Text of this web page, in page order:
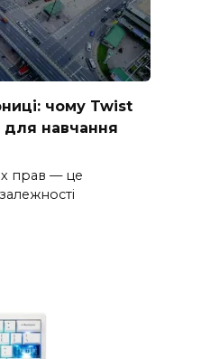
чому Twist
для навчання
прав — це